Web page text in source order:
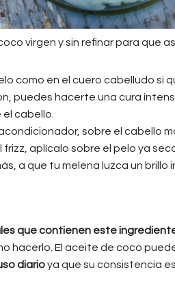
virgen y sin refinar para que
como en el cuero cabelludo si
puedes hacerte una cura
cabello.
sobre el cabello
frizz, aplícalo sobre el pelo ya
a que tu melena luzca un brillo
que contienen este
hacerlo. El aceite de coco
diarioya que su consistencia